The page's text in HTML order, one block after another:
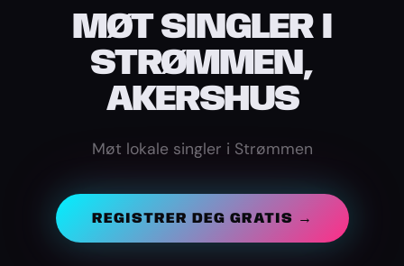
MØT SINGLER I
STRØMMEN,
AKERSHUS
Møt lokale singler i Strømmen
REGISTRER DEG GRATIS →